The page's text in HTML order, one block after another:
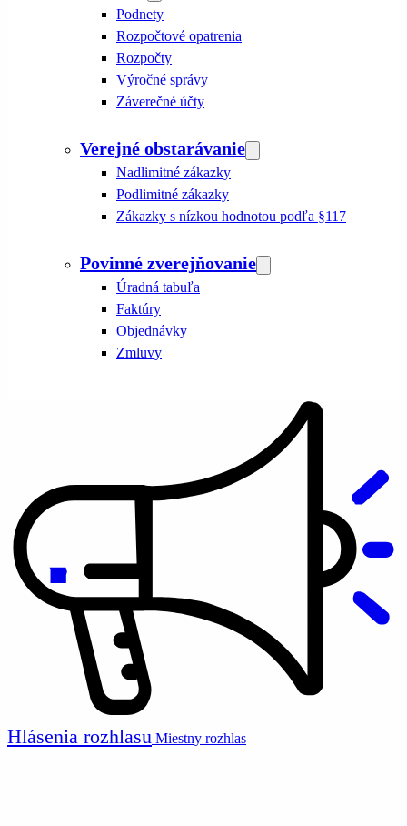
Podnety
Rozpočtové opatrenia
Rozpočty
Výročné správy
Záverečné účty
Verejné obstarávanie
Nadlimitné zákazky
Podlimitné zákazky
Zákazky s nízkou hodnotou podľa §117
Povinné zverejňovanie
Úradná tabuľa
Faktúry
Objednávky
Zmluvy
Hlásenia rozhlasu Miestny rozhlas